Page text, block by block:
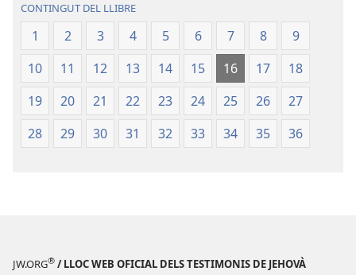
CONTINGUT DEL LLIBRE
1 2 3 4 5 6 7 8
9
10
11 12 13 14 15 16 17
18
19
20 21 22 23 24 25 26
27
28
29 30 31 32 33 34 35 36
JW.ORG® / LLOC WEB OFICIAL DELS TESTIMONIS DE JEHOVÀ